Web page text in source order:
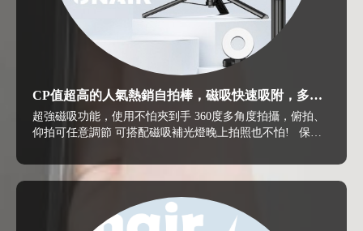
CP值超高的人氣熱銷自拍棒，磁吸快速吸附，多種
角度都搞定
超強磁吸功能，使用不怕夾到手 360度多角度拍攝，俯拍、
仰拍可任意調節 可搭配磁吸補光燈晚上拍照也不怕! 保麗